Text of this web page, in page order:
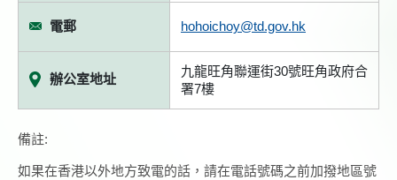
電郵 hohoichoy@td.gov.hk
辦公室地址
九龍旺角聯運街30號旺角政府合
署7樓
備註:
如果在香港以外地方致電的話，請在電話號碼之前加撥地區號